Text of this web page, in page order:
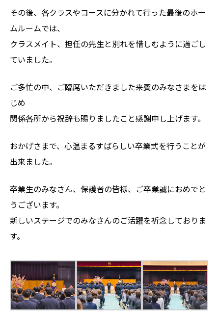
その後、各クラスやコースに分かれて行った最後のホー
ムルームでは、
クラスメイト、担任の先生と別れを惜しむように過ごし
ていました。
ご多忙の中、ご臨席いただきました来賓のみなさまをは
じめ
関係各所から祝辞も賜りましたこと感謝申し上げます。
おかげさまで、心温まるすばらしい卒業式を行うことが
出来ました。
卒業生のみなさん、保護者の皆様、ご卒業誠におめでと
うございます。
新しいステージでのみなさんのご活躍を祈念しておりま
す。